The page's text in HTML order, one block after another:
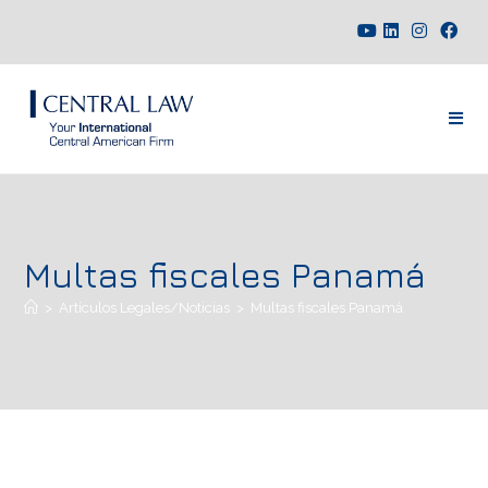
Multas fiscales Panamá
> Artículos Legales/Noticias > Multas fiscales Panamá